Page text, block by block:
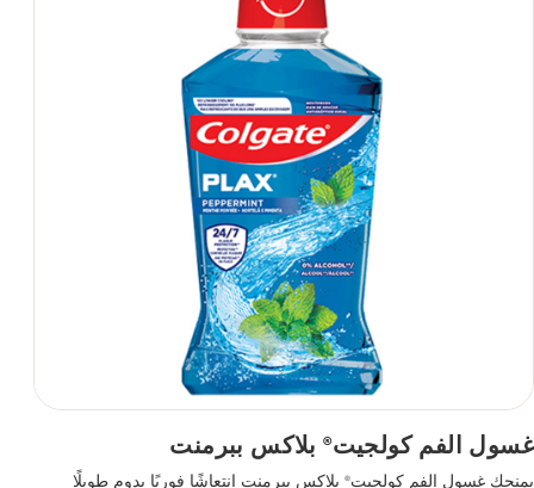
غسول الفم كولجيت®بلاكس ببرمنت
يمنحك غسول الفم كولجيت® بلاكس ببرمنت انتعاشًا فوريًا يدوم طويلًا